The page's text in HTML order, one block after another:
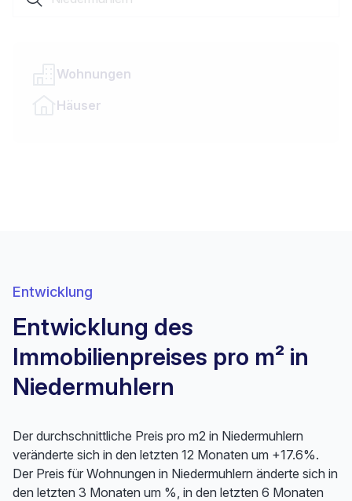
Wohnungen
Häuser
Entwicklung
Entwicklung des
Immobilienpreises pro m² in
Niedermuhlern
Der durchschnittliche Preis pro m2 in Niedermuhlern
veränderte sich in den letzten 12 Monaten um +17.6%.
Der Preis für Wohnungen in Niedermuhlern änderte sich in
den letzten 3 Monaten um %, in den letzten 6 Monaten